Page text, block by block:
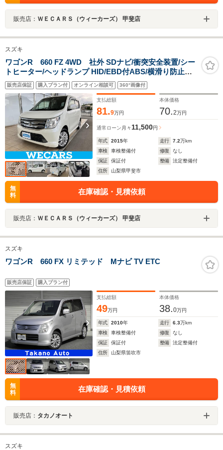
販売店： ＷＥＣＡＲＳ（ウィーカーズ） 甲斐店
スズキ
ワゴンR 660 FZ 4WD 社外 SDナビ/衝突安全装置/シー
トヒーター/ヘッドランプ HID/EBD付ABS/横滑り防止装
置/アイドリングストップ/フルセグTV/エアバッグ 運転席/
エアバッグ 助手席
販売店保証 購入プラン付 オンライン相談可 360°画像付
支払総額
81.9万円
本体価格
70.2万円
通常ローン 月々 11,500円
年式 2015年 走行 7.2万km
車検
車検整備付 修復
なし
保証
保証付 整備
法定整備付
住所
山梨県甲斐市
無
料
在庫確認・見積依頼
販売店： ＷＥＣＡＲＳ（ウィーカーズ） 甲斐店
スズキ
ワゴンR 660 FX リミテッド Mナビ TV ETC
販売店保証 購入プラン付
支払総額
49万円
本体価格
38.0万円
年式 2010年 走行 6.3万km
車検
車検整備付 修復
なし
保証
保証付 整備
法定整備付
住所
山梨県笛吹市
無
料
在庫確認・見積依頼
販売店： タカノオート
スズキ